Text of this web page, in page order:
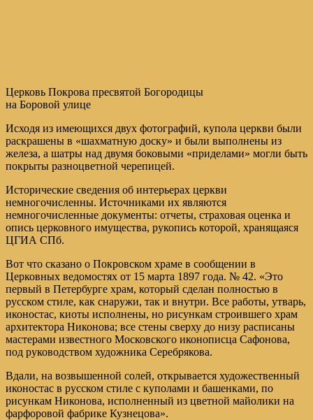
Церковь Покрова пресвятой Богородицы
на Боровой улице
Исходя из имеющихся двух фотографий, купола церкви были
раскрашены в «шахматную доску» и были выполнены из
железа, а шатры над двумя боковыми «приделами» могли быть
покрыты разноцветной черепицей.
Исторические сведения об интерьерах церкви
немногочисленны. Источниками их являются
немногочисленные документы: отчеты, страховая оценка и
опись церковного имущества, рукопись которой, хранящаяся
ЦГИА СПб.
Вот что сказано о Покровском храме в сообщении в
Церковных ведомостях от 15 марта 1897 года. № 42. «Это
первый в Петербурге храм, который сделан полностью в
русском стиле, как снаружи, так и внутри. Все работы, утварь,
иконостас, киоты исполнены, но рисункам строившего храм
архитектора Никонова; все стены сверху до низу расписаны
мастерами известного Московского иконописца Сафонова,
под руководством художника Серебрякова.
Вдали, на возвышенной солей, открывается художественный
иконостас в русском стиле с куполами и башенками, по
рисункам Никонова, исполненный из цветной майолики на
фарфоровой фабрике Кузнецова».